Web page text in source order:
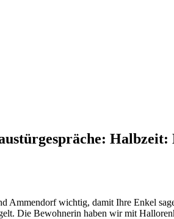
Halbzeit:
Ammendorf wichtig, damit Ihre Enkel
Die Bewohnerin haben wir mit